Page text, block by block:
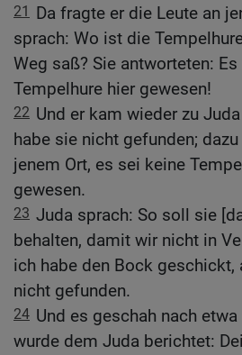
21
Da fragte er die Leute an
sprach: Wo ist die
Weg saß? Sie antworteten:
Tempelhure hier gewesen!
22 Und er kam wieder zu
habe sie nicht gefunden;
jenem Ort, es sei keine
gewesen.
23 Juda sprach: So soll sie
behalten, damit wir nicht in
ich habe den Bock geschickt,
nicht gefunden.
24 Und es geschah nach
wurde dem Juda berichtet: